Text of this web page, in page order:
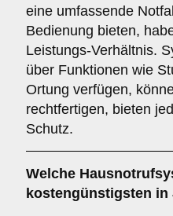
eine umfassende
Bedienung bieten,
Leistungs-Verhältnis.
über Funktionen wie
Ortung verfügen,
rechtfertigen, bieten
Schutz.
Welche
kostengünstigsten in